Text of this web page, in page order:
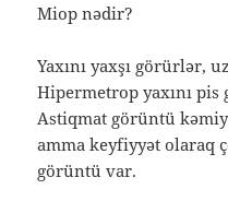
Miop nədir?
Yaxını yaxşı görürlər,
Hipermetrop yaxını pis
Astiqmat görüntü
amma keyfiyyət olaraq
görüntü var.